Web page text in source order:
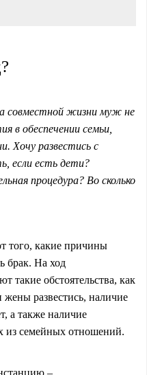
совместной жизни муж не
в обеспечении семьи,
Хочу развестись с
если есть дети?
процедура? Во сколько
того, какие причины
брак. На ход
такие обстоятельства, как
жены развестись, наличие
а также наличие
из семейных отношений.
–